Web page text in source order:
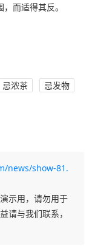
而适得其反。
忌浓茶 忌发物
news/show-81.
示用，请勿用于
请与我们联系，